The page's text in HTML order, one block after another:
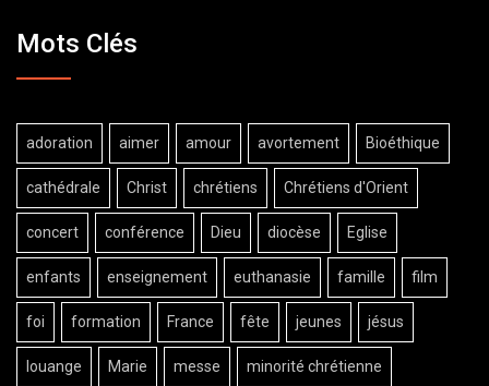
Mots Clés
adoration aimer amour avortement Bioéthique
cathédrale Christ chrétiens Chrétiens d'Orient
concert conférence Dieu diocèse Eglise
enfants enseignement euthanasie famille film
foi formation France fête jeunes jésus
louange Marie messe minorité chrétienne